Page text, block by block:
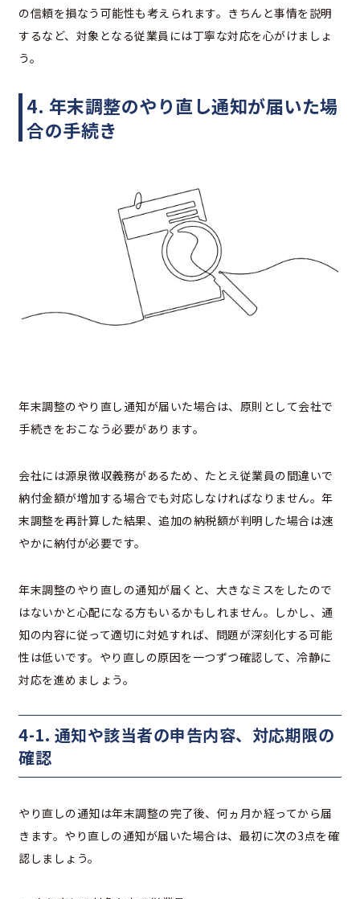
の信頼を損なう可能性も考えられます。きちんと事情を説明
するなど、対象となる従業員には丁寧な対応を心がけましょ
う。
4. 年末調整のやり直し通知が届いた場
合の手続き
年末調整のやり直し通知が届いた場合は、原則として会社で
手続きをおこなう必要があります。
会社には源泉徴収義務があるため、たとえ従業員の間違いで
納付金額が増加する場合でも対応しなければなりません。年
末調整を再計算した結果、追加の納税額が判明した場合は速
やかに納付が必要です。
年末調整のやり直しの通知が届くと、大きなミスをしたので
はないかと心配になる方もいるかもしれません。しかし、通
知の内容に従って適切に対処すれば、問題が深刻化する可能
性は低いです。やり直しの原因を一つずつ確認して、冷静に
対応を進めましょう。
4-1. 通知や該当者の申告内容、対応期限の
確認
やり直しの通知は年末調整の完了後、何ヵ月か経ってから届
きます。やり直しの通知が届いた場合は、最初に次の3点を確
認しましょう。